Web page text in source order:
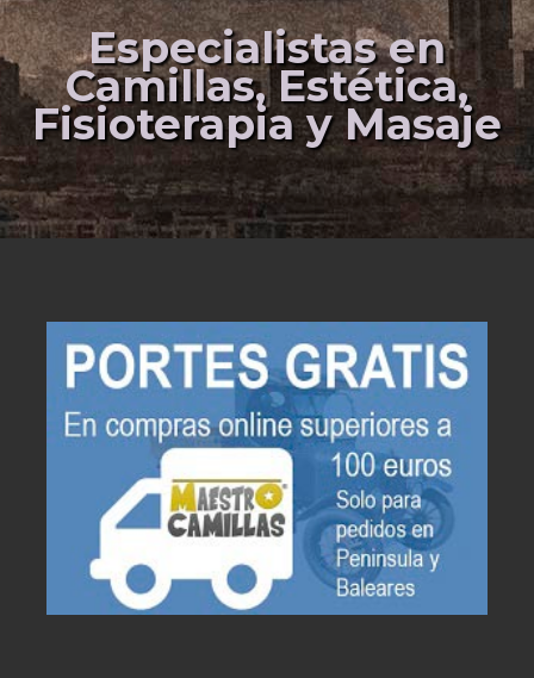
Especialistas en
Camillas, Estética,
Fisioterapia y Masaje